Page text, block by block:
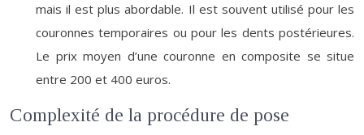
mais il est plus abordable. Il est souvent utilisé pour les
couronnes temporaires ou pour les dents postérieures.
Le prix moyen d’une couronne en composite se situe
entre 200 et 400 euros.
Complexité de la procédure de pose